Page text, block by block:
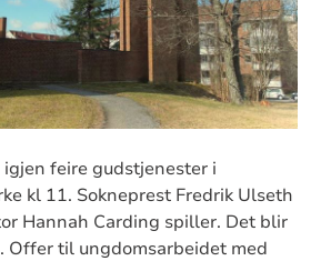
igjen feire gudstjenester i
kl 11. Sokneprest Fredrik Ulseth
Hannah Carding spiller. Det blir
Offer til ungdomsarbeidet med